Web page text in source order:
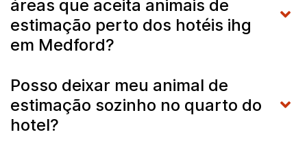
áreas que aceita animais de
estimação perto dos hotéis ihg
em Medford?
Posso deixar meu animal de
estimação sozinho no quarto do
hotel?